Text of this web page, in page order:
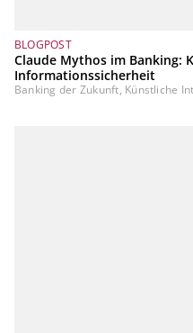
BLOGPOST
Claude Mythos im Banking:
Informationssicherheit
Banking der Zukunft, Künstliche